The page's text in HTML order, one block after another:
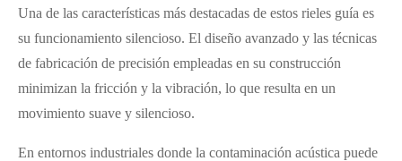
Una de las características más destacadas de estos rieles guía es
su funcionamiento silencioso. El diseño avanzado y las técnicas
de fabricación de precisión empleadas en su construcción
minimizan la fricción y la vibración, lo que resulta en un
movimiento suave y silencioso.
En entornos industriales donde la contaminación acústica puede